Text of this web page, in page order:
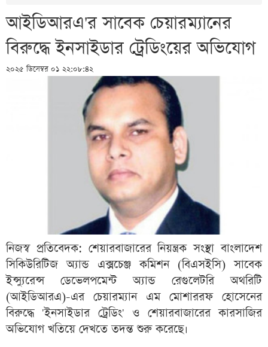
আইডিআরএ'র সাবেক চেয়ারম্যানের
বিরুদ্ধে ইনসাইডার ট্রেডিংয়ের অভিযোগ
২০২৫ ডিসেম্বর ০১ ২২:০৮:৪২
নিজস্ব প্রতিবেদক: শেয়ারবাজারের নিয়ন্ত্রক সংস্থা বাংলাদেশ
সিকিউরিটিজ অ্যান্ড এক্সচেঞ্জ কমিশন (বিএসইসি) সাবেক
ইন্স্যুরেন্স ডেভেলপমেন্ট অ্যান্ড রেগুলেটরি অথরিটি
(আইডিআরএ)-এর চেয়ারম্যান এম মোশাররফ হোসেনের
বিরুদ্ধে 'ইনসাইডার ট্রেডিং' ও শেয়ারবাজারের কারসাজির
অভিযোগ খতিয়ে দেখতে তদন্ত শুরু করেছে।